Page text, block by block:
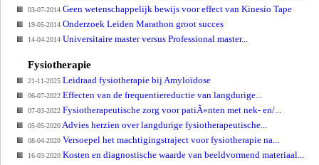
03-07-2014 Geen wetenschappelijk bewijs voor effect van Kinesio Tape
19-05-2014 Onderzoek Leiden Marathon groot succes
14-04-2014 Universitaire master versus Professional master...
Fysiotherapie
21-11-2025 Leidraad fysiotherapie bij Amyloïdose
06-07-2022 Effecten van de frequentiereductie van langdurige...
07-03-2022 Fysiotherapeutische zorg voor patiÃ«nten met nek- en/...
05-05-2020 Advies herzien over langdurige fysiotherapeutische...
08-04-2020 Versoepel het machtigingstraject voor fysiotherapie na...
16-03-2020 Kosten en diagnostische waarde van beeldvormend materiaal...